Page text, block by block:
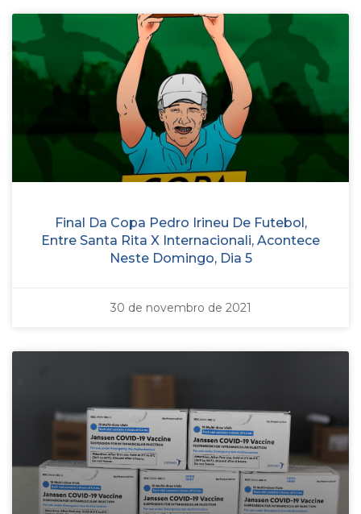
Final Da Copa Pedro Irineu De Futebol,
Entre Santa Rita X Internacionali, Acontece
Neste Domingo, Dia 5
30 de novembro de 2021